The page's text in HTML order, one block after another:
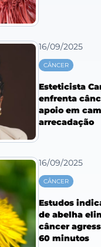
16/09/2025
CÂNCER
Esteticista
enfrenta
apoio em
arrecadação
16/09/2025
CÂNCER
Estudos
de abelha
câncer
60 minutos